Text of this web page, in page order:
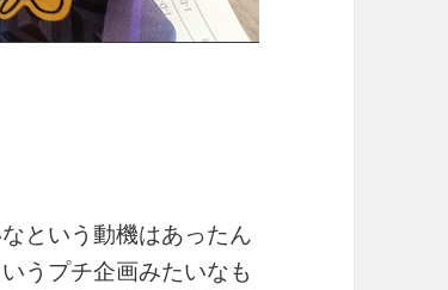
という動機はあったん
うプチ企画みたいなも